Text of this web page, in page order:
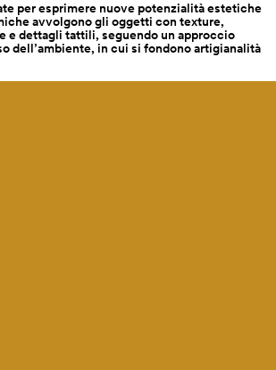
per esprimere nuove potenzialità estetiche
avvolgono gli oggetti con texture,
e dettagli tattili, seguendo un approccio
dell’ambiente, in cui si fondono artigianalità